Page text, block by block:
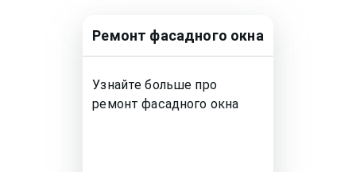
Ремонт фасадного окна
Узнайте больше про
ремонтфасадного окна